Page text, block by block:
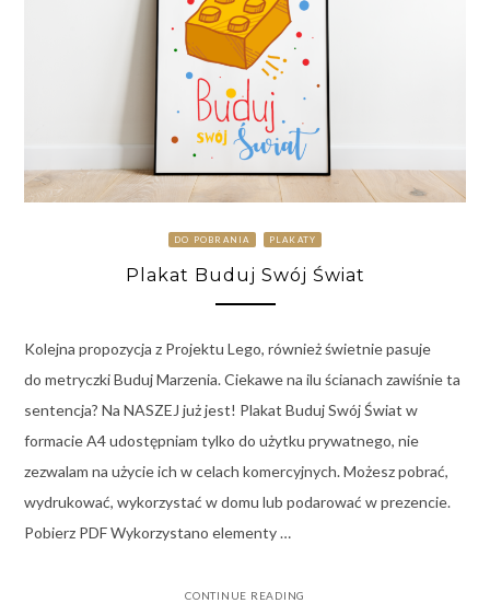
DO POBRANIA PLAKATY
Plakat Buduj Swój Świat
Kolejna propozycja z Projektu Lego, również świetnie pasuje
do metryczki Buduj Marzenia. Ciekawe na ilu ścianach zawiśnie ta
sentencja? Na NASZEJ już jest! Plakat Buduj Swój Świat w
formacie A4 udostępniam tylko do użytku prywatnego, nie
zezwalam na użycie ich w celach komercyjnych. Możesz pobrać,
wydrukować, wykorzystać w domu lub podarować w prezencie.
Pobierz PDF Wykorzystano elementy …
CONTINUE READING